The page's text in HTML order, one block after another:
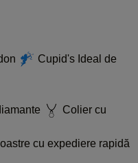
Cupid's Ideal de
Colier cu
cu expediere rapidă